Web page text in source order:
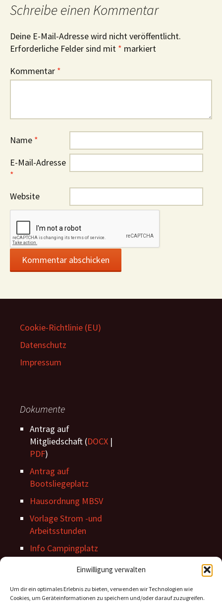
Einwilligung verwalten
Um dir ein optimales Erlebnis zu bieten, verwenden wir Technologien wie
Cookies, um Geräteinformationen zu speichern und/oder darauf zuzugreifen.
Schreibe einen Kommentar
Deine E-Mail-Adresse wird nicht veröffentlicht.
Erforderliche Felder sind mit * markiert
Kommentar *
Name *
E-Mail-Adresse
*
Website
Cookie-Richtlinie (EU)
Datenschutz
Impressum
Dokumente
Antrag auf
Mitgliedschaft (DOCX |
PDF)
Antrag auf
Bootsliegeplatz
Hausordnung MBSV
Vorlage Strom -und
Arbeitsstunden
Info Campingplatz
Stegordnung